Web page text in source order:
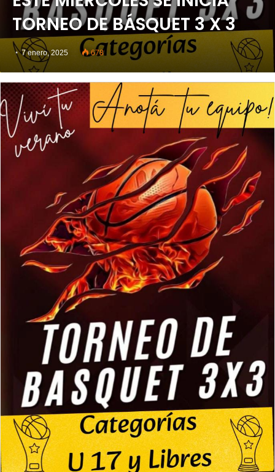
TORNEO DE BÁSQUET 3 X 3
7 enero, 2025 678